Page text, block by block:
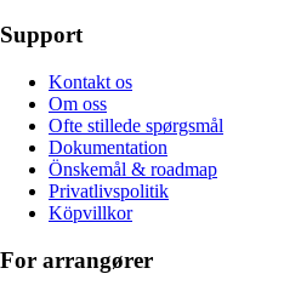
Support
Kontakt os
Om oss
Ofte stillede spørgsmål
Dokumentation
Önskemål & roadmap
Privatlivspolitik
Köpvillkor
For arrangører